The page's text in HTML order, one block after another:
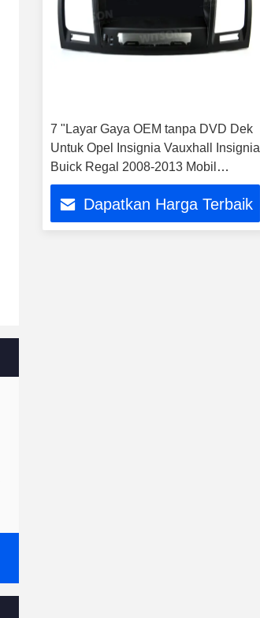
7 "Layar Gaya OEM tanpa DVD Dek
Untuk Opel Insignia Vauxhall Insignia
Buick Regal 2008-2013 Mobil
Multimedia Stereo GPS
Dapatkan Harga Terbaik